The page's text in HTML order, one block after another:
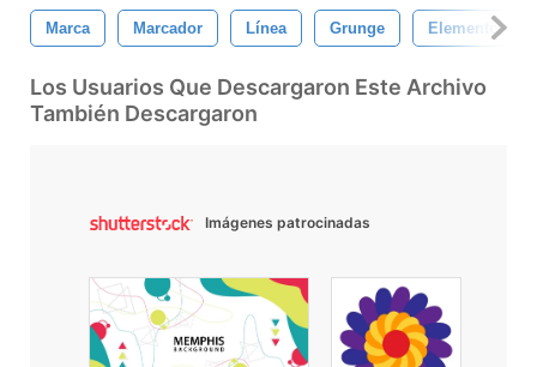
Marca Marcador Línea Grunge Elemento
Los Usuarios Que Descargaron Este Archivo
También Descargaron
Imágenes patrocinadas